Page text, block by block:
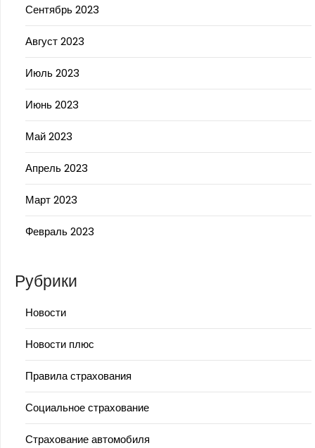
Сентябрь 2023
Август 2023
Июль 2023
Июнь 2023
Май 2023
Апрель 2023
Март 2023
Февраль 2023
Рубрики
Новости
Новости плюс
Правила страхования
Социальное страхование
Страхование автомобиля